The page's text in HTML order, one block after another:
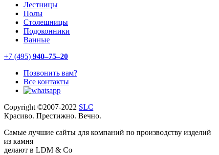
Лестницы
Полы
Столешницы
Подоконники
Ванные
+7 (495) 940–75–20
Позвонить вам?
Все контакты
Copyright ©2007-2022 SLC
Красиво. Престижно. Вечно.
Самые лучшие сайты для компаний по производству изделий
из камня
делают в LDM & Co